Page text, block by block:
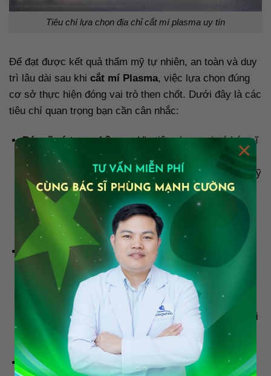
×
Tiêu chí lựa chọn địa chỉ cắt mí plasma uy tín
Để đạt được kết quả thẩm mỹ tự nhiên, an toàn và duy
trì lâu dài sau khi cắt mí Plasma, việc lựa chọn đúng
cơ sở thực hiện đóng vai trò then chốt. Dưới đây là các
tiêu chí quan trọng bạn cần cân nhắc:
Bác sĩ có tay nghề cao:Ưu tiên chọn nơi có bác sĩ
chuyên khoa phẫu thuật tạo hình, giàu kinh nghiệm
với kỹ thuật Plasma. Hạn chế các cơ sở giao cho kỹ
thuật viên hoặc bác sĩ phụ. Nên tra cứu lý lịch hành
nghề, số ca thành công và đánh giá từ khách hàng
thực tế.
Ứng dụng công nghệ Plasma:
Thiết bị cắt mí phải
là dao Plasma vi điểm, có khả năng kiểm soát nhiệt
độ và giới hạn tổn thương mô. Những cơ sở uy tín
thường sử dụng thiết bị nhập khẩu từ Hàn Quốc
hoặc Đức, giúp giảm sưng, không cháy da, phục hồi
nhanh.
Hình ảnh trước – sau đầy đủ:Một cơ sở chuyên